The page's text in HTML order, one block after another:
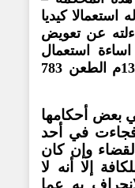
استعمالا كيديا
عن تعويض
استعمال
هذا الحق " نقض مدني 13/11/1986م الطعن 783
بعض أحكامها
في أحد
وإن كان
إلا أنه لا
به عما